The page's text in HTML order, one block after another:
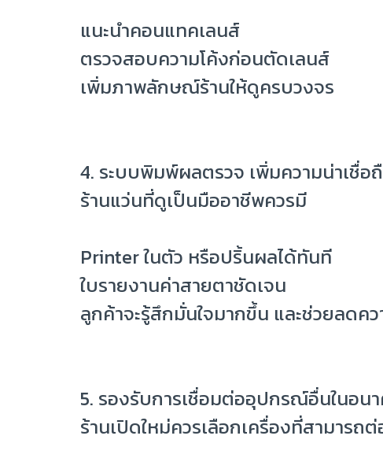
แนะนำคอนแทคเลนส์
ตรวจสอบความโค้งก่อนตัดเลนส์
เพิ่มภาพลักษณ์ร้านให้ดูครบวงจร
4. ระบบพิมพ์ผลตรวจ เพิ่มความน่าเชื่อ
ร้านแว่นที่ดูเป็นมืออาชีพควรมี
Printer ในตัว หรือปริ้นผลได้ทันที
ใบรายงานค่าสายตาชัดเจน
ลูกค้าจะรู้สึกมั่นใจมากขึ้น และช่วยลดคว
5. รองรับการเชื่อมต่ออุปกรณ์อื่นในอน
ร้านเปิดใหม่ควรเลือกเครื่องที่สามารถ